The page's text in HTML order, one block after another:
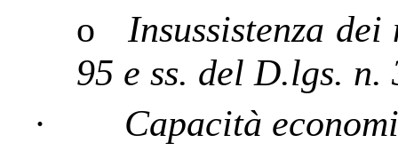
o
Insussistenza
95 e ss. del D.lgs. n.
·
Capacità